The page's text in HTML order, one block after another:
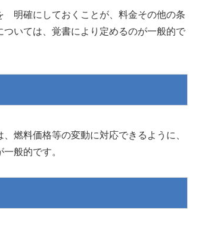
明確にしておくことが、料金その他の条
いては、覚書により定めるのが一般的で
、燃料価格等の変動に対応できるように、
一般的です。